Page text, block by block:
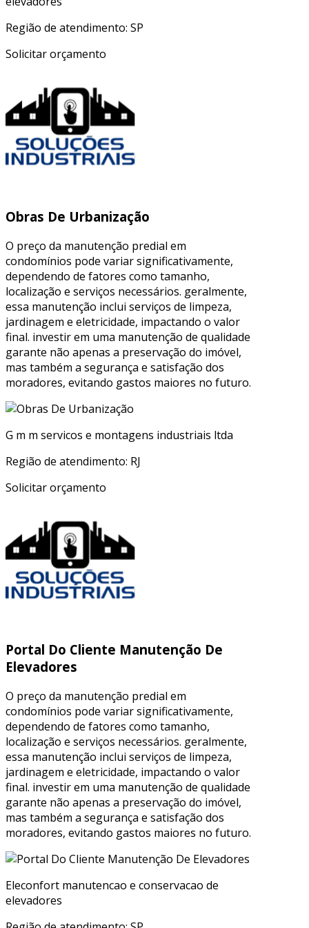
Região de atendimento: SP
Solicitar orçamento
Obras De Urbanização
O preço da manutenção predial em
condomínios pode variar significativamente,
dependendo de fatores como tamanho,
localização e serviços necessários. geralmente,
essa manutenção inclui serviços de limpeza,
jardinagem e eletricidade, impactando o valor
final. investir em uma manutenção de qualidade
garante não apenas a preservação do imóvel,
mas também a segurança e satisfação dos
moradores, evitando gastos maiores no futuro.
G m m servicos e montagens industriais ltda
Região de atendimento: RJ
Solicitar orçamento
Portal Do Cliente Manutenção De
Elevadores
O preço da manutenção predial em
condomínios pode variar significativamente,
dependendo de fatores como tamanho,
localização e serviços necessários. geralmente,
essa manutenção inclui serviços de limpeza,
jardinagem e eletricidade, impactando o valor
final. investir em uma manutenção de qualidade
garante não apenas a preservação do imóvel,
mas também a segurança e satisfação dos
moradores, evitando gastos maiores no futuro.
Eleconfort manutencao e conservacao de
elevadores